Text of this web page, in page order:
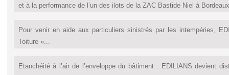
et à la performance de l’un des ilots de la ZAC Bastide Niel à
Pour venir en aide aux particuliers sinistrés par les intempéries,
Toiture »...
Etanchéité à l’air de l’enveloppe du bâtiment : EDILIANS devient